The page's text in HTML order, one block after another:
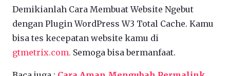
Demikianlah Cara Membuat Website Ngebut
dengan Plugin WordPress W3 Total Cache. Kamu
bisa tes kecepatan website kamu di
gtmetrix.com. Semoga bisa bermanfaat.